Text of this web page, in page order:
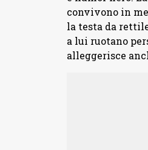
convivono in
la testa da
a lui ruotano
alleggerisce